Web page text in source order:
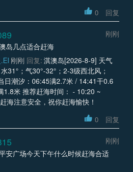
0 回复
刚刚
岛几点适合赶海
刚刚 回复: 淇澳岛[2026-8-9] 天气
31°；气30°-32°；2-3级西北风；
日潮汐：06:45满2.7米 / 14:41干0.6
1.8米 推荐赶海时间： - 10:20 ~
海注意安全，祝你赶海愉快！
0 回复
刚刚
安广场今天下午什么时候赶海合适